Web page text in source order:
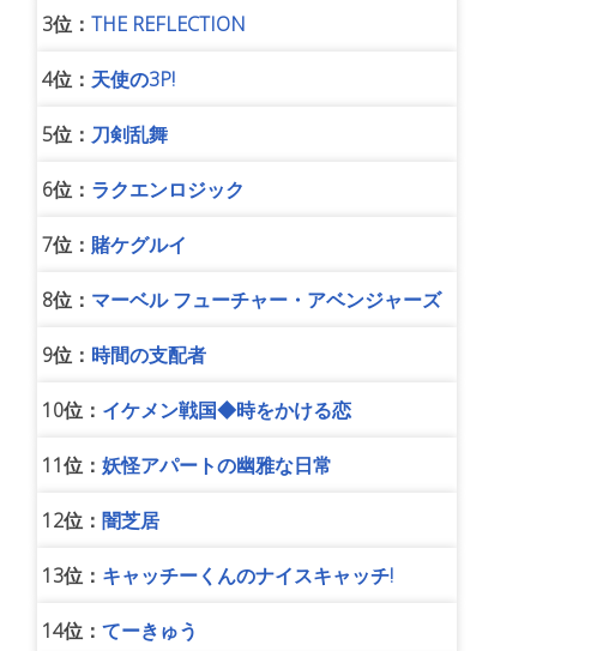
3位： THE REFLECTION
4位： 天使の3P!
5位： 刀剣乱舞
6位： ラクエンロジック
7位： 賭ケグルイ
8位： マーベル フューチャー・アベンジャーズ
9位： 時間の支配者
10位： イケメン戦国◆時をかける恋
11位： 妖怪アパートの幽雅な日常
12位： 闇芝居
13位： キャッチーくんのナイスキャッチ!
14位： てーきゅう